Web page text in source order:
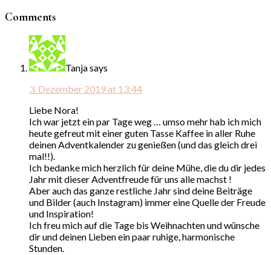
Comments
Tanjasays
3. Dezember 2019 at 13:44
Liebe Nora!
Ich war jetzt ein par Tage weg … umso mehr hab ich mich
heute gefreut mit einer guten Tasse Kaffee in aller Ruhe
deinen Adventkalender zu genießen (und das gleich drei
mal!!).
Ich bedanke mich herzlich für deine Mühe, die du dir jedes
Jahr mit dieser Adventfreude für uns alle machst !
Aber auch das ganze restliche Jahr sind deine Beiträge
und Bilder (auch Instagram) immer eine Quelle der Freude
und Inspiration!
Ich freu mich auf die Tage bis Weihnachten und wünsche
dir und deinen Lieben ein paar ruhige, harmonische
Stunden.